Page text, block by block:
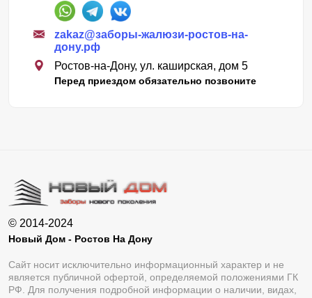
zakaz@заборы-жалюзи-ростов-на-
дону.рф
Ростов-на-Дону, ул. каширская, дом 5
Перед приездом обязательно позвоните
© 2014-2024
Новый Дом - Ростов На Дону
Сайт носит исключительно информационный характер и не
является публичной офертой, определяемой положениями ГК
РФ. Для получения подробной информации о наличии, видах,